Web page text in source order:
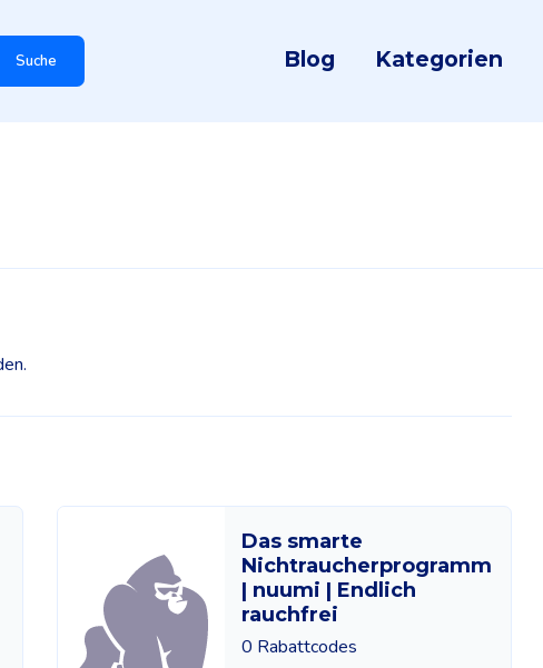
Suche Blog Kategorien
Das smarte
Nichtraucherprogramm
| nuumi | Endlich
rauchfrei
0 Rabattcodes